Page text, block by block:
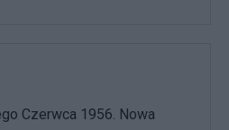
Czerwca 1956. Nowa